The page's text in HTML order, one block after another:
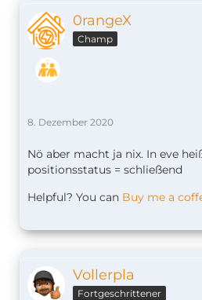
0rangeX
Champ
8. Dezember 2020
Nö aber macht ja nix. In eve
positionsstatus = schließend
Helpful? You can Buy me a
Vollerpla
Fortgeschrittener